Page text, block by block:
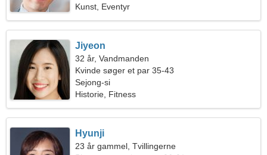
Kunst, Eventyr
Jiyeon
32 år, Vandmanden
Kvinde søger et par 35-43
Sejong-si
Historie, Fitness
Hyunji
23 år gammel, Tvillingerne